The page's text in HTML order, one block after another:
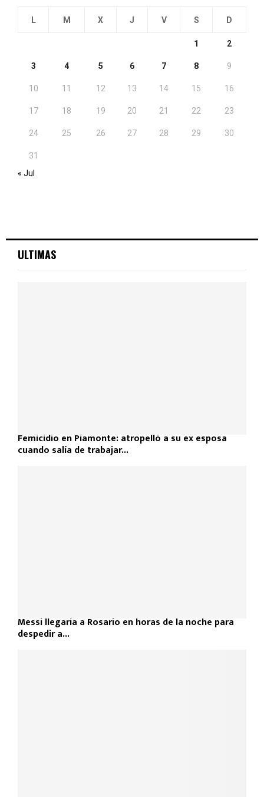
L M X J V S D
1 2
3 4 5 6 7 8 9
10 11 12 13 14 15 16
17 18 19 20 21 22 23
24 25 26 27 28 29 30
31
« Jul
ULTIMAS
Femicidio en Piamonte: atropelló a su ex esposa
cuando salía de trabajar...
Messi llegaría a Rosario en horas de la noche para
despedir a...